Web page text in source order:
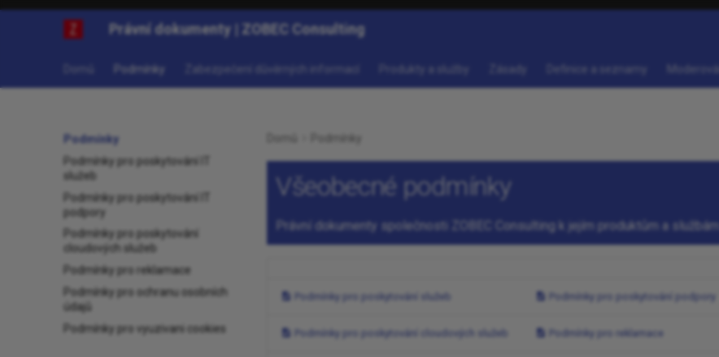
Právní dokumenty | ZOBEC Consulting
Podmínky Definice a seznamy
Podmínky
Podmínky pro poskytování IT
služeb
Podmínky pro poskytování IT
podpory
Podmínky pro poskytování
cloudových služeb
Podmínky pro reklamace
Podmínky pro ochranu osobních
údajů
Podmínky pro vyuzivani cookies
Všeobecné podmínky
Právní dokumenty společnosti ZOBEC Consulting k jejím produktům a službám.
Podmínky pro poskytování služeb Podmínky pro poskytování podpory
Podmínky pro poskytování cloudových služeb Podmínky pro reklamace